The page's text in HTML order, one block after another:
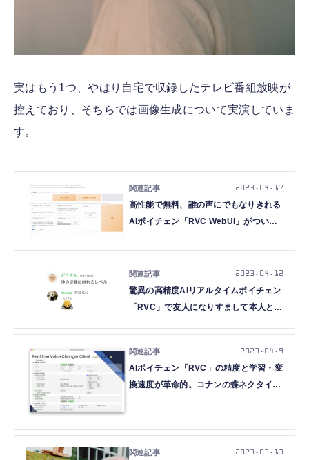
実はもう1つ、やはり自宅で収録したテレビ番組放映が
控えており、そちらでは画像生成について実演していま
す。
高性能で無料、誰の声にでもなりきれる
AIボイチェン「RVC WebUI」がついに
2023.04.17
驚異の高精度AIリアルタイムボイチェン
「RVC」で友人になりすまして本人と会
2023.04.12
AIボイチェン「RVC」の精度と学習・変
換速度が革命的。コナンの蝶ネクタイ的
2023.04.9
2023.03.13